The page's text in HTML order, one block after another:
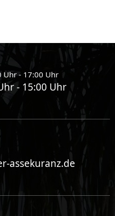
Uhr - 17:00 Uhr
- 15:00 Uhr
assekuranz.de